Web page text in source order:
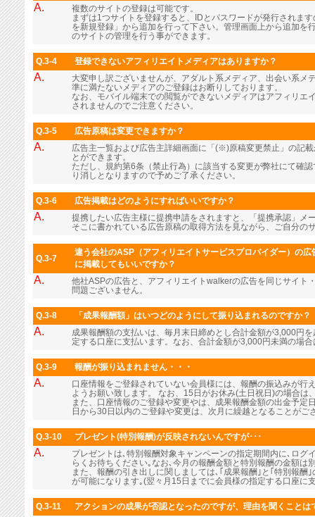
A.
複数のサイトの登録は可能です。
まずは1つサイトを登録すると、IDとパスワードが発行されま
を新規登録」から追加を行って下さい。管理画面上から追加を
のサイトの管理を行う事ができます。
Q.3-4 登録できないアフィリエイトメディアはありますか？
A.
大変申し訳ございませんが、アダルト系メディア、出会い系メ
準に満たないメディアのご登録はお断りしております。
なお、モバイル端末での閲覧ができないメディアはアフィリエ
されませんのでご注意ください。
Q.3-5 広告原稿は変更できますか？
A.
広告主一覧および広告主詳細画面に「(※)原稿変更禁止」の記
とができます。
ただし、規約第6条（禁止行為）に該当する変更が弊社にて確
り消しとなりますので予めご了承ください。
Q.3-6 広告掲載はどのようにすればいいですか？
A.
提携したい広告主様に提携申請をされますと、「提携承認」メ
そこに書かれている広告原稿の取得方法を見ながら、ご自分の
Q.3-7
違う会社のASP（アフィリエイトサービスプロバイダー）の
に掲載してもいいですか？
A.
他社ASPの広告と、アフィリエイトwalkerの広告を同じサイト
問題ございません。
Q.3-8 「成果報酬額」はいつどのようにして振り込まれるのですか？
A.
成果報酬額の支払いは、毎月末日締めとし合計金額が3,000円
定する口座に支払います。なお、合計金額が3,000円未満の場
Q.3-9 報酬が振り込まれません・・・
A.
口座情報をご登録されていない会員様には、報酬の振込みが行
ようお願い致します。 なお、15日がお休み(土日祝日)の場合は
また、口座情報のご登録や変更やは、成果報酬金額の出金予定
日から30日以内のご登録や変更は、次月に繰越となることがご
Q.3-10 プレゼント(特別報酬)が反映されないんですが･･･
A.
プレゼントは､特別報酬対象キャンペーンの指定期間内に､ログ
らくお待ちください｡なお､今月の報酬金額と特別報酬の金額は
また、報酬の引き出しに関しましては､｢成果報酬｣と｢特別報酬
が可能になります｡(翌々月15日までに会員様の指定する口座に
Q.3-11 アクションの成果が否認となったのですが、理由を聞くことは